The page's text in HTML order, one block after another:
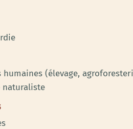
(élevage,
naturaliste